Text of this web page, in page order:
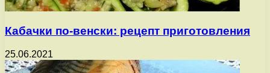
Кабачки по-венски: рецепт приготовления
25.06.2021